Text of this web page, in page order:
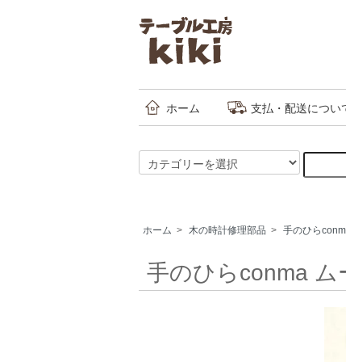
ホーム 支払・配送につい
ホーム > 木の時計修理部品 > 手のひら
手のひらconma ム